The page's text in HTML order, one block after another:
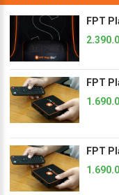
FPT
FPT
FPT